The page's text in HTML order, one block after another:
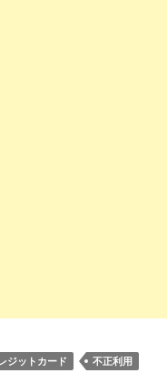
ジットカード
不正利用